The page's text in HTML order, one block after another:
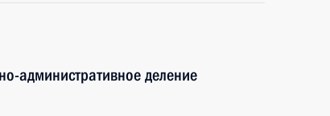
административное деление